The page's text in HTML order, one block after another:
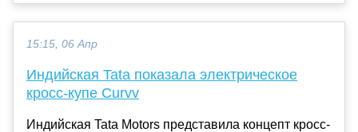
15:15, 06 Апр
Индийская Tata показала электрическое
кросс-купе Curvv
Индийская Tata Motors представила концепт кросс-